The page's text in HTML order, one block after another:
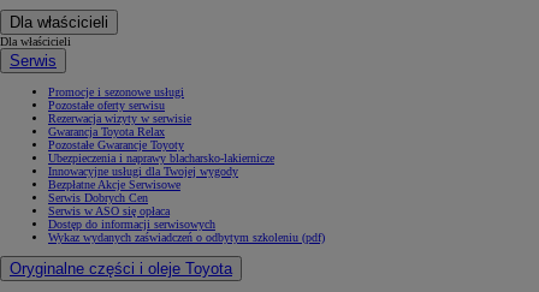
Dla właścicieli
Dla właścicieli
Serwis
Promocje i sezonowe usługi
Pozostałe oferty serwisu
Rezerwacja wizyty w serwisie
Gwarancja Toyota Relax
Pozostałe Gwarancje Toyoty
Ubezpieczenia i naprawy blacharsko-lakiernicze
Innowacyjne usługi dla Twojej wygody
Bezpłatne Akcje Serwisowe
Serwis Dobrych Cen
Serwis w ASO się opłaca
Dostęp do informacji serwisowych
Wykaz wydanych zaświadczeń o odbytym szkoleniu (pdf)
Oryginalne części i oleje Toyota